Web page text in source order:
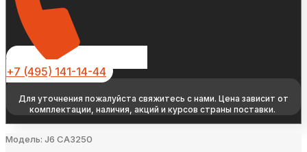
+7 (495) 141-14-44
Для уточнения пожалуйста свяжитесь с нами. Цена зависит от
комплектации, наличия, акций и курсов страны поставки.
Модель: J6 СА3250